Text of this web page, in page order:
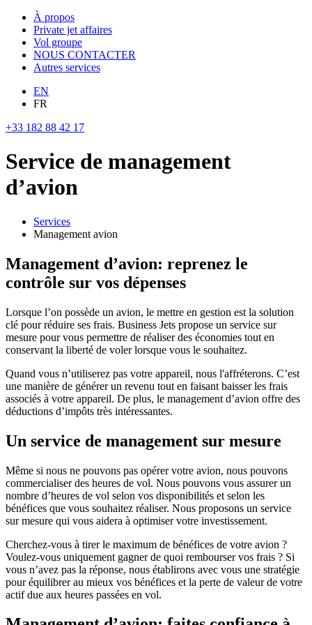
À propos
Private jet affaires
Vol groupe
NOUS CONTACTER
Autres services
EN
FR
+33 182 88 42 17
Service de management
d’avion
Services
Management avion
Management d’avion: reprenez le
contrôle sur vos dépenses
Lorsque l’on possède un avion, le mettre en gestion est la solution
clé pour réduire ses frais. Business Jets propose un service sur
mesure pour vous permettre de réaliser des économies tout en
conservant la liberté de voler lorsque vous le souhaitez.
Quand vous n’utiliserez pas votre appareil, nous l'affréterons. C’est
une manière de générer un revenu tout en faisant baisser les frais
associés à votre appareil. De plus, le management d’avion offre des
déductions d’impôts très intéressantes.
Un service de management sur mesure
Même si nous ne pouvons pas opérer votre avion, nous pouvons
commercialiser des heures de vol. Nous pouvons vous assurer un
nombre d’heures de vol selon vos disponibilités et selon les
bénéfices que vous souhaitez réaliser. Nous proposons un service
sur mesure qui vous aidera à optimiser votre investissement.
Cherchez-vous à tirer le maximum de bénéfices de votre avion ?
Voulez-vous uniquement gagner de quoi rembourser vos frais ? Si
vous n’avez pas la réponse, nous établirons avec vous une stratégie
pour équilibrer au mieux vos bénéfices et la perte de valeur de votre
actif due aux heures passées en vol.